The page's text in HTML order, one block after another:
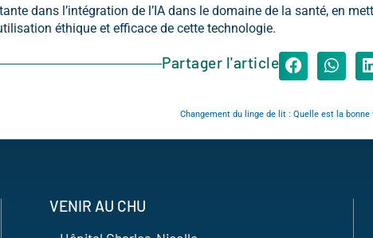
dans l’intégration de l’IA dans le domaine de la santé, en
éthique et efficace de cette technologie.
Partager l'article
Changement du linge de lit : Quelle est la bonne
VENIR AU CHU